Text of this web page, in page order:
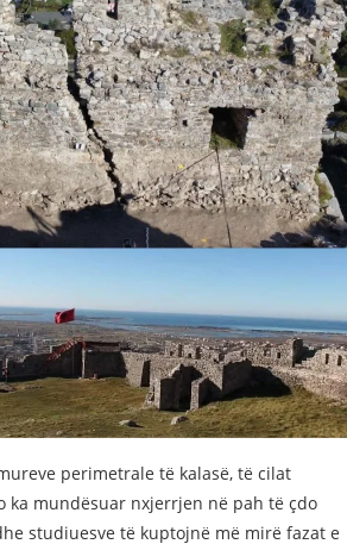
perimetrale të kalasë, të cilat
mundësuar nxjerrjen në pah të çdo
studiuesve të kuptojnë më mirë fazat e